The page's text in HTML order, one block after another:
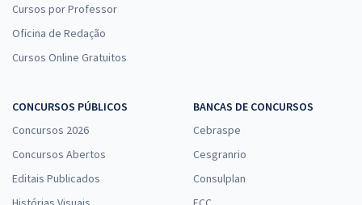
Cursos por Professor
Oficina de Redação
Cursos Online Gratuitos
CONCURSOS PÚBLICOS
Concursos 2026
Concursos Abertos
Editais Publicados
BANCAS DE CONCURSOS
Cebraspe
Cesgranrio
Consulplan